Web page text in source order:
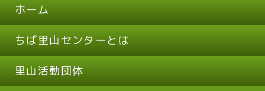
ホーム
ちば里山センターとは
里山活動団体